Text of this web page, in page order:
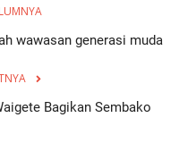
wawasan generasi muda
Bagikan Sembako